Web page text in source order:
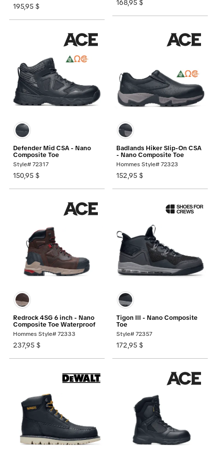
195,95 $ 168,95 $
Defender Mid CSA - Nano
Composite Toe
Style# 72317
150,95 $
Badlands Hiker Slip-On CSA
- Nano Composite Toe
Hommes Style# 72323
152,95 $
Redrock 4SG 6 inch - Nano
Composite Toe Waterproof
Hommes Style# 72333
237,95 $
Tigon III - Nano Composite
Toe
Style# 72357
172,95 $